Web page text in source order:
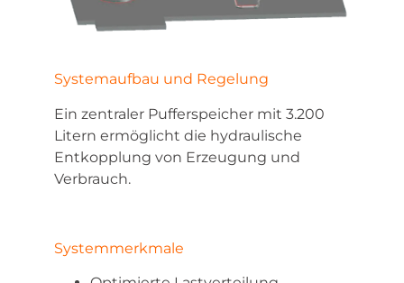
Systemaufbau und Regelung
Ein zentraler Pufferspeicher mit 3.200
Litern ermöglicht die hydraulische
Entkopplung von Erzeugung und
Verbrauch.
Systemmerkmale